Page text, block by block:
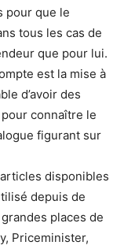
pour que le
tous les cas de
que pour lui.
est la mise à
d’avoir des
connaître le
figurant sur
disponibles
depuis de
places de
Priceminister,